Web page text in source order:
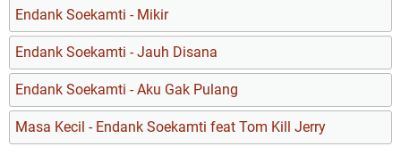
Endank Soekamti - Mikir
Endank Soekamti - Jauh Disana
Endank Soekamti - Aku Gak Pulang
Masa Kecil - Endank Soekamti feat Tom Kill Jerry